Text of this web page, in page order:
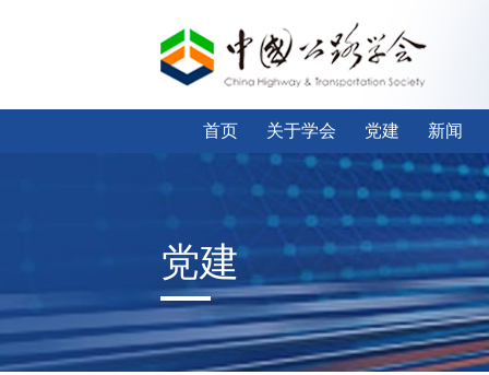
首页 关于学会 党建 新闻
党建